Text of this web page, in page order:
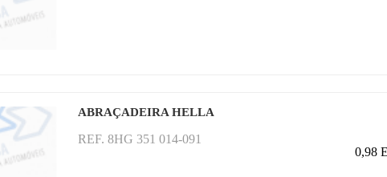
ABRAÇADEIRA HELLA
REF. 8HG 351 014-091
0,98